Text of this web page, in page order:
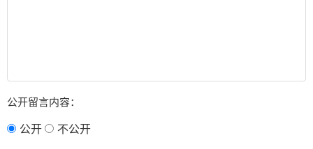
公开留言内容：
公开 不公开